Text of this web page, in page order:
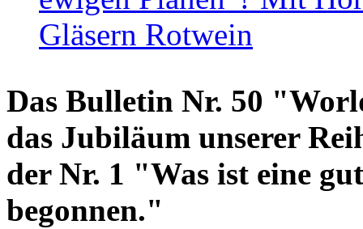
Gläsern Rotwein
Das Bulletin Nr. 50
das Jubiläum unserer
der Nr. 1 "Was ist eine
begonnen."